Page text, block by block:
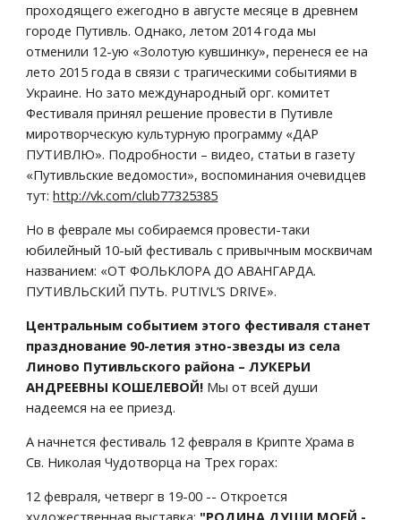
проходящего ежегодно в августе месяце в древнем
городе Путивль. Однако, летом 2014 года мы
отменили 12-ую «Золотую кувшинку», перенеся ее на
лето 2015 года в связи с трагическими событиями в
Украине. Но зато международный орг. комитет
Фестиваля принял решение провести в Путивле
миротворческую культурную программу «ДАР
ПУТИВЛЮ». Подробности – видео, статьи в газету
«Путивльские ведомости», воспоминания очевидцев
тут: http://vk.com/club77325385
Но в феврале мы собираемся провести-таки
юбилейный 10-ый фестиваль с привычным москвичам
названием: «ОТ ФОЛЬКЛОРА ДО АВАНГАРДА.
ПУТИВЛЬСКИЙ ПУТЬ. PUTIVL’S DRIVE».
Центральным событием этого фестиваля станет
празднование 90-летия этно-звезды из села
Линово Путивльского района – ЛУКЕРЬИ
АНДРЕЕВНЫ КОШЕЛЕВОЙ! Мы от всей души
надеемся на ее приезд.
А начнется фестиваль 12 февраля в Крипте Храма в
Св. Николая Чудотворца на Трех горах:
12 февраля, четверг в 19-00 -- Откроется
художественная выставка: "РОДИНА ДУШИ МОЕЙ -